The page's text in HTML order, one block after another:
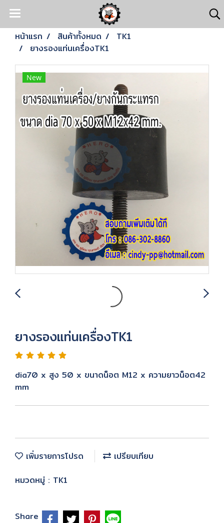
หน้าแรก สินค้าทั้งหมด
TK1
ยางรองแท่นเครื่องTK1
New
ยางรองแท่นเครื่องTK1
dia70 x สูง 50 x ขนาดน็อต M12 x ความยาวน็อต42
mm
เพิ่มรายการโปรด
เปรียบเทียบ
หมวดหมู่ : TK1
Share